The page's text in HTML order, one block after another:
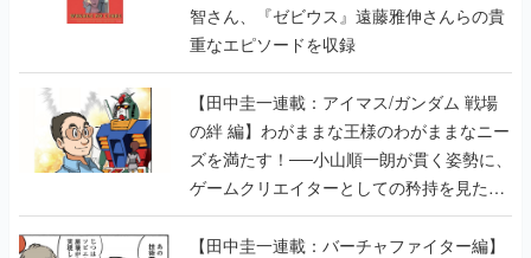
智さん、『ゼビウス』遠藤雅伸さんらの貴
重なエピソードを収録
【田中圭一連載：アイマス/ガンダム 戦場
の絆 編】わがままな王様のわがままなニー
ズを満たす！──小山順一朗が貫く姿勢に、
ゲームクリエイターとしての矜持を見た
【若ゲのいたり最終回】
【田中圭一連載：バーチャファイター編】